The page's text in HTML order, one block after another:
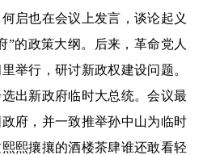
启也在会议上发言，谈论起义
”的政策大纲。后来，革命党人
举行，研讨新政权建设问题。
出新政府临时大总统。会议最
府，并一致推举孙中山为临时
熙攘攘的酒楼茶肆谁还敢看轻